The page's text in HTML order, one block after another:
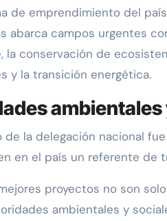
de emprendimiento del
abarca campos urgentes
la conservación de
y la transición energética.
de la delegación nacional
en el país un referente de
proyectos no son
ambientales y